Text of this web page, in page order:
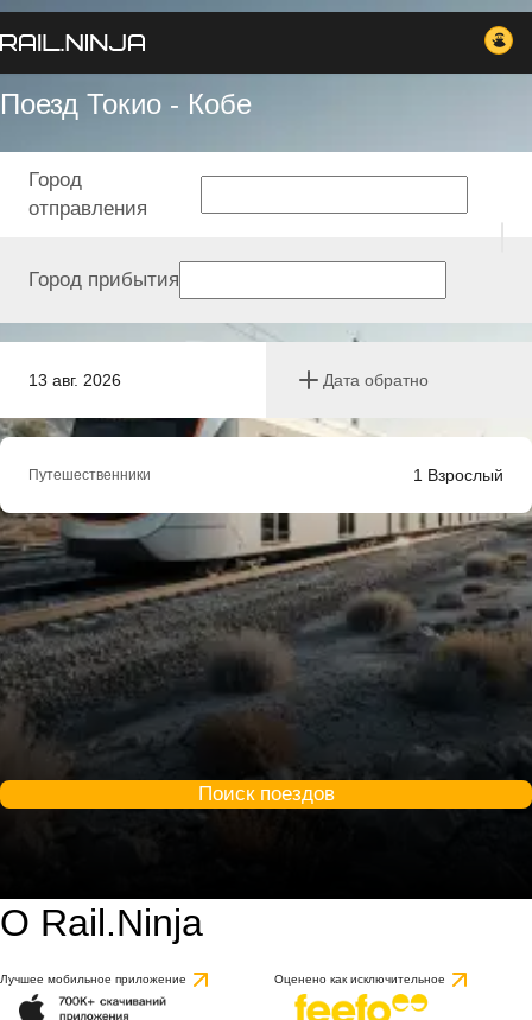
Поезд Токио - Кобе
13 авг. 2026 Дата обратно
Город
отправления
Город прибытия
Путешественники 1 Взрослый
Поиск поездов
О Rail.Ninja
Лучшее мобильное приложение Оценено как исключительное